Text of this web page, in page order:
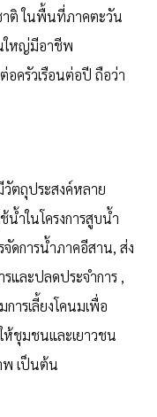
าติ ในพื้นที่ภาคตะวัน
ใหญ่มีอาชีพ
อครัวเรือนต่อปี ถือว่า
วัตถุประสงค์หลาย
น้ำในโครงการสูบน้ำ
ดการน้ำภาคอีสาน, ส่ง
และปลดประจำการ ,
ารเลี้ยงโคนมเพื่อ
ห้ชุมชนและเยาวชน
พ เป็นต้น